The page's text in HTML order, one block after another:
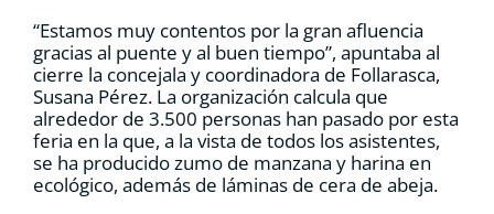
“Estamos muy contentos por la gran afluencia
gracias al puente y al buen tiempo”, apuntaba al
cierre la concejala y coordinadora de Follarasca,
Susana Pérez. La organización calcula que
alrededor de 3.500 personas han pasado por esta
feria en la que, a la vista de todos los asistentes,
se ha producido zumo de manzana y harina en
ecológico, además de láminas de cera de abeja.